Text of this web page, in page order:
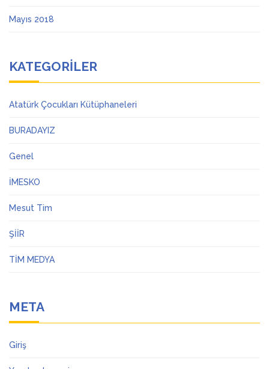
Mayıs 2018
KATEGORILER
Atatürk Çocukları Kütüphaneleri
BURADAYIZ
Genel
İMESKO
Mesut Tim
ŞİİR
TİM MEDYA
META
Giriş